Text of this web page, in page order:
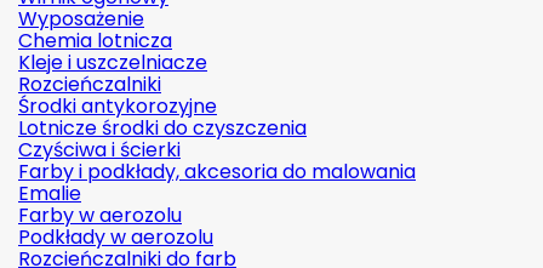
Wyposażenie
Chemia lotnicza
Kleje i uszczelniacze
Rozcieńczalniki
Środki antykorozyjne
Lotnicze środki do czyszczenia
Czyściwa i ścierki
Farby i podkłady, akcesoria do malowania
Emalie
Farby w aerozolu
Podkłady w aerozolu
Rozcieńczalniki do farb